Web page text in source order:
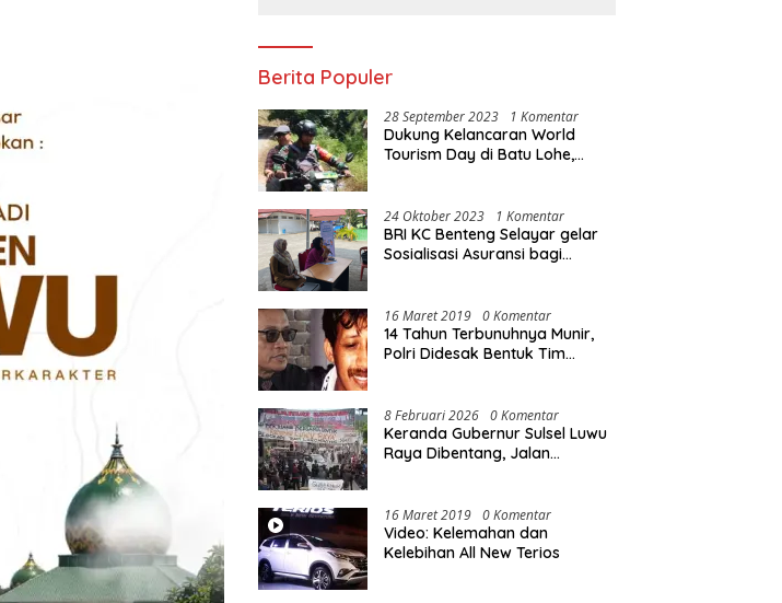
Berita Populer
28 September 2023 1 Komentar
Dukung Kelancaran World
Tourism Day di Batu Lohe,
Motor Dinas
24 Oktober 2023 1 Komentar
BRI KC Benteng Selayar gelar
Sosialisasi Asuransi bagi
16 Maret 2019 0 Komentar
14 Tahun Terbunuhnya Munir,
Polri Didesak Bentuk Tim
8 Februari 2026 0 Komentar
Keranda Gubernur Sulsel Luwu
Raya Dibentang, Jalan
16 Maret 2019 0 Komentar
Video: Kelemahan dan
Kelebihan All New Terios